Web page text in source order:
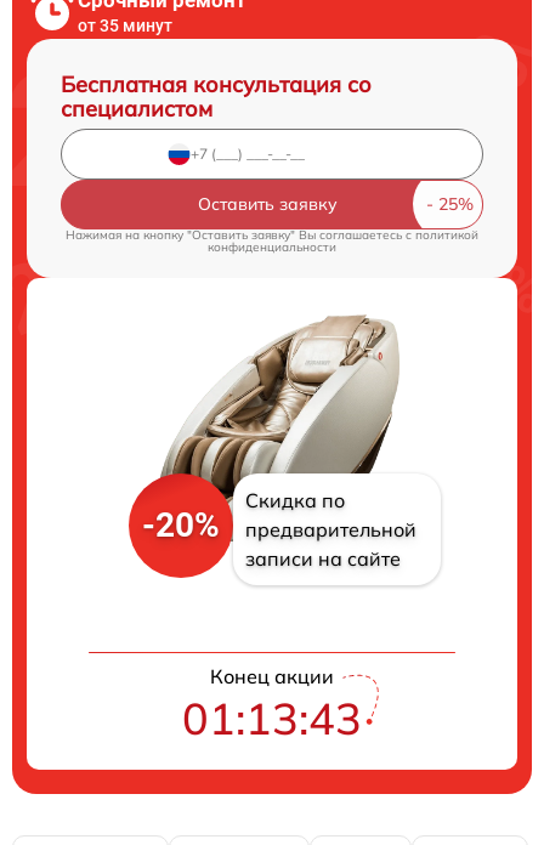
от 35 минут
Бесплатная консультация со
специалистом
Оставить заявку
Нажимая на кнопку "Оставить заявку" Вы соглашаетесь cполитикой
конфиденциальности
-20%
Скидка по
предварительной
записи на сайте
Конец акции
01:13:42